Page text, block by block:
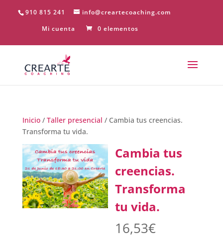
910 815 241
info@creartecoaching.com
Mi cuenta
0 elementos
Inicio/ Taller presencial / Cambia tus creencias.
Transforma tu vida.
Cambia tus
creencias.
Transforma
tu vida.
16,53€